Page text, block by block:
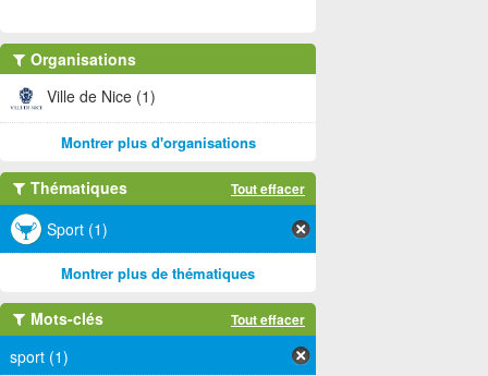
Organisations
Ville de Nice (1)
Montrer plus d'organisations
Thématiques Tout effacer
Sport (1)
Montrer plus de thématiques
Mots-clés Tout effacer
sport (1)